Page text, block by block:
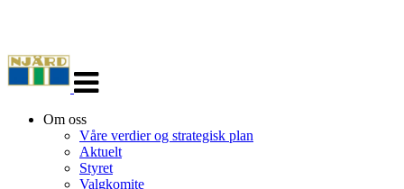
navigasjon
Om oss
Våre verdier og strategisk plan
Aktuelt
Styret
Valgkomite